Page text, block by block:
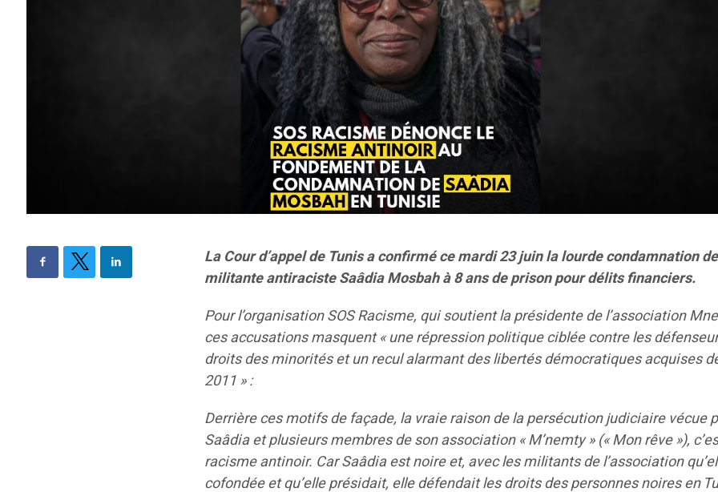
La Cour d’appel de Tunis a confirmé ce mardi 23 juin la lourde condamnation
militante antiraciste Saâdia Mosbah à 8 ans de prison pour délits financiers.
Pour l’organisation SOS Racisme, qui soutient la présidente de l’association
ces accusations masquent « une répression politique ciblée contre les
droits des minorités et un recul alarmant des libertés démocratiques acquises
2011 » :
Derrière ces motifs de façade, la vraie raison de la persécution judiciaire vécue
Saâdia et plusieurs membres de son association « M’nemty » (« Mon rêve »),
racisme antinoir. Car Saâdia est noire et, avec les militants de l’association
cofondée et qu’elle présidait, elle défendait les droits des personnes noires en